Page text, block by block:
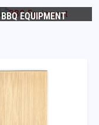
BBQ EQUIPMENT